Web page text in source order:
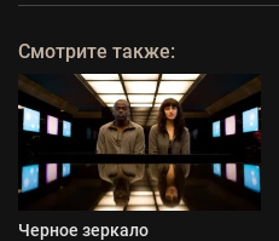
Смотрите также:
Черное зеркало